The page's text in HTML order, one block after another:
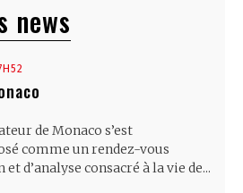
news
de Monaco s’est
comme un rendez-vous
d’analyse consacré à la vie de...